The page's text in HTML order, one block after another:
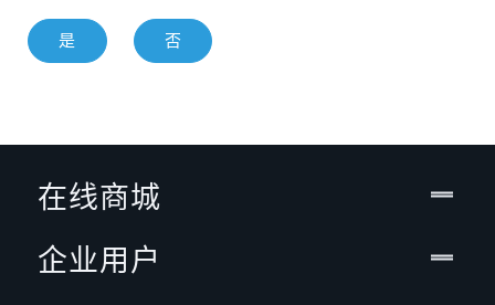
是 否
在线商城
企业用户